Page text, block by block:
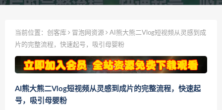
当前位置： 创客库 冒泡网资源
AI熊大熊二Vlog短视频从灵感到成
片的完整流程，快速起号，吸引母婴粉
AI熊大熊二Vlog短视频从灵感到成片的完整流程，快速起
号，吸引母婴粉